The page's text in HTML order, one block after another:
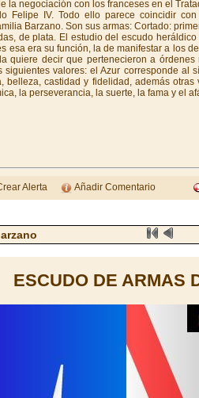
la negociación con los franceses en el
Felipe IV. Todo ello parece coincidir
Barzano. Son sus armas: Cortado:
de plata. El estudio del escudo
esa era su función, la de manifestar a los
quiere decir que pertenecieron a
siguientes valores: el Azur corresponde al
belleza, castidad y fidelidad, además
la perseverancia, la suerte, la fama y el
Alerta Añadir Comentario
ESCUDO DE ARMAS